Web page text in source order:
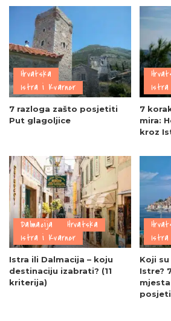
Hrvatska
Istra i Kvarner
7 razloga zašto posjetiti
Put glagoljice
Istra
7
mira:
kroz
Dalmacija
Hrvatska
Istra i Kvarner
Istra ili Dalmacija – koju
destinaciju izabrati? (11
kriterija)
Istra
Koji
Istre?